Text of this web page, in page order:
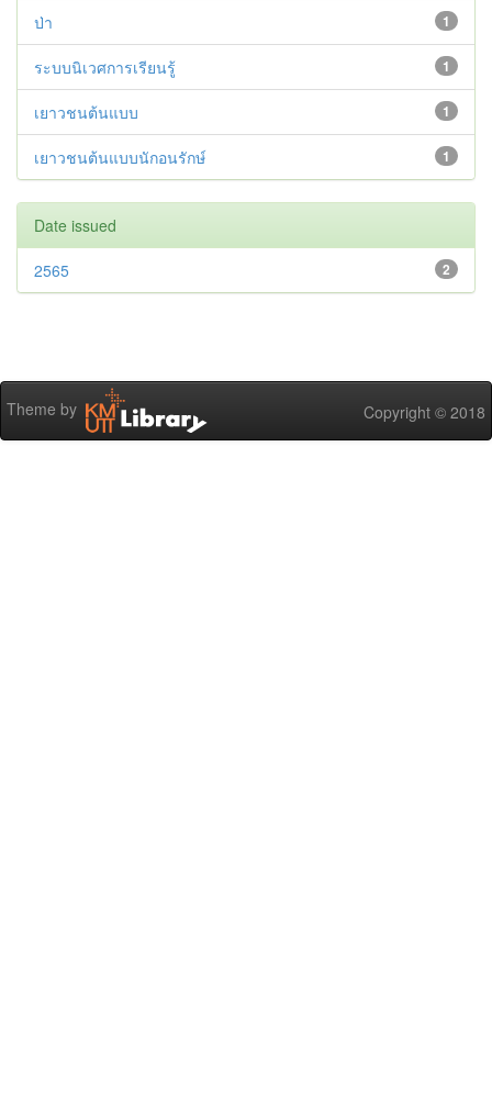
1
ป่า
1
ระบบนิเวศการเรียนรู้
1
เยาวชนต้นแบบ
1
เยาวชนต้นแบบนักอนรักษ์
Date issued
2
2565
Theme by Copyright © 2018